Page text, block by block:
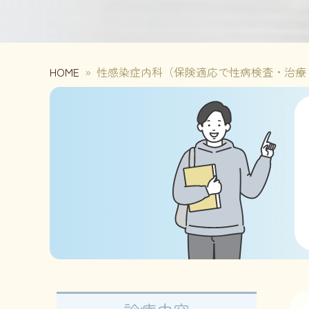
HOME » 性感染症内科（保険適応で性病検査・治療